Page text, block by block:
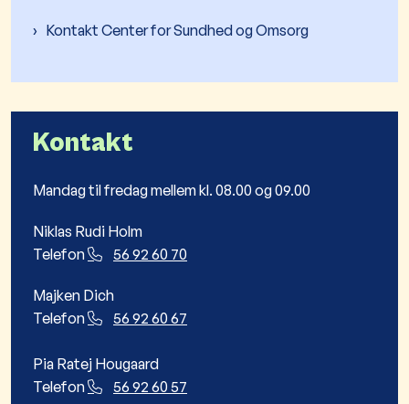
Kontakt Center for Sundhed og Omsorg
Kontakt
Mandag til fredag mellem kl. 08.00 og 09.00
Niklas Rudi Holm
Telefon
56 92 60 70
Majken Dich
Telefon
56 92 60 67
Pia Ratej Hougaard
Telefon
56 92 60 57